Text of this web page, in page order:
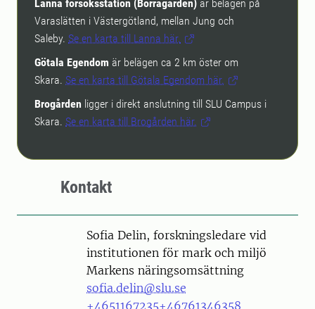
Lanna försöksstation (Borragården) är belägen på
Varaslätten i Västergötland, mellan Jung och
Saleby. Se en karta till Lanna här.
Götala Egendom är belägen ca 2 km öster om
Skara. Se en karta till Götala Egendom här.
Brogården ligger i direkt anslutning till SLU Campus i
Skara. Se en karta till Brogården här.
Kontakt
PersonSofia Delin, forskningsledare vid
institutionen för mark och miljö
Markens näringsomsättning
sofia.delin@slu.se
+4651167235+46761346358